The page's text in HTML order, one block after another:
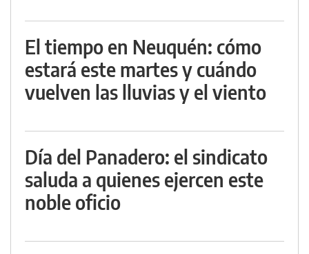
El tiempo en Neuquén: cómo
estará este martes y cuándo
vuelven las lluvias y el viento
Día del Panadero: el sindicato
saluda a quienes ejercen este
noble oficio